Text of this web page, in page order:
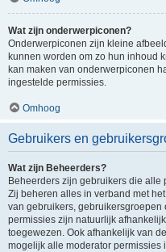
Wat zijn onderwerpiconen?
Onderwerpiconen zijn kleine
kunnen worden om zo hun inhoud
kan maken van onderwerpiconen
ingestelde permissies.
Omhoog
Gebruikers en
Wat zijn Beheerders?
Beheerders zijn gebruikers die
Zij beheren alles in verband met
van gebruikers, gebruikersgroepen
permissies zijn natuurlijk
toegewezen. Ook afhankelijk van
mogelijk alle moderator permissies